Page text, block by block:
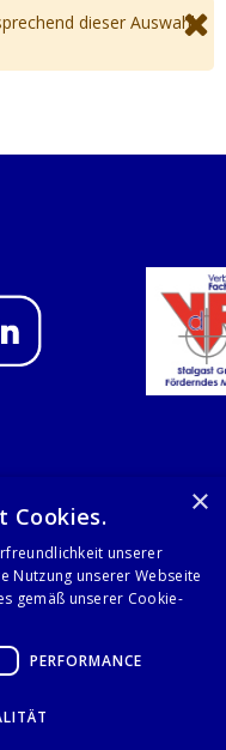
dieser Auswahl
×
Cookies.
unserer
Nutzung unserer Webseite
gemäß unserer Cookie-
PERFORMANCE